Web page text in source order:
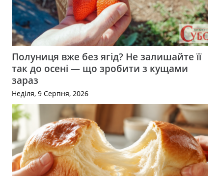
Полуниця вже без ягід? Не залишайте її
так до осені — що зробити з кущами
зараз
Неділя, 9 Серпня, 2026